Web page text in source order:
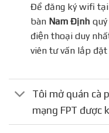
Để đăng ký wifi tại
bànNam Địnhquý
điện thoại duy
viên tư vấn lắp đặt
Tôi mở quán cà
mạng FPT được